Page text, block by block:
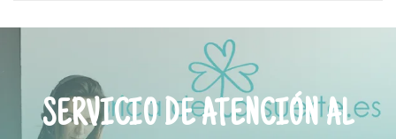
SERVICIO DE ATENCIÓN AL